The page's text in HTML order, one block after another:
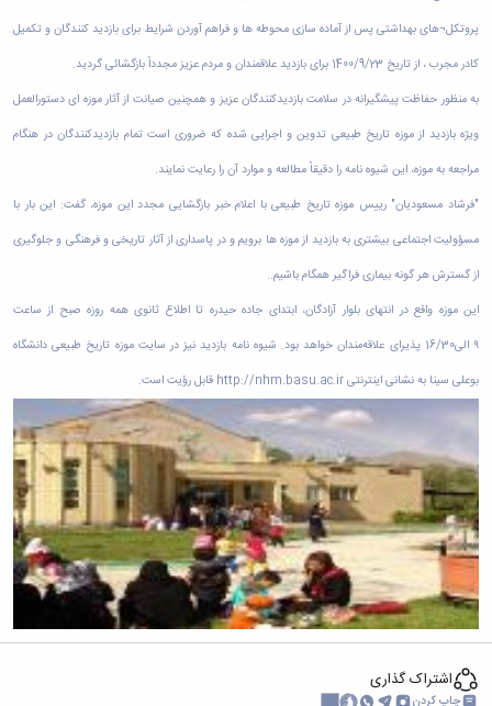
پروتکل¬های بهداشتی پس از آماده سازی محوطه ها و فراهم آوردن شرایط برای بازدید کنندگان و تکمیل
کادر مجرب ، از تاریخ 1400/9/23 برای بازدید علاقمندان و مردم عزیز مجدداً بازگشائی گردید
.
به منظور حفاظت پیشگیرانه در سلامت بازدیدکنندگان عزیز و همچنین صیانت از آثار موزه ای دستورالعمل
ویژه بازدید از موزه تاریخ طبیعی تدوین و اجرایی شده که ضروری است تمام بازدیدکنندگان در هنگام
مراجعه به موزه، این شیوه نامه را دقیقاً مطالعه و موارد آن را رعایت نمایند.
"فرشاد مسعودیان" رییس موزه تاریخ طبیعی با اعلام خبر بازگشایی مجدد این موزه، گفت: این بار با
مسؤولیت اجتماعی بیشتری به بازدید از موزه ها برویم و در پاسداری از آثار تاریخی و فرهنگی و جلوگیری
از گسترش هر گونه بیماری فراگیر همگام باشیم..
این موزه واقع در انتهای بلوار آزادگان، ابتدای جاده حیدره تا اطلاع ثانوی همه روزه صبح از ساعت
۹
الی16/30 پذیرای علاقه‌مندان خواهد بود. شیوه نامه بازدید نیز در سایت موزه تاریخ طبیعی دانشگاه
بوعلی سینا به نشانی اینترنتی
قابل رؤیت است.
اشتراک گذاری
چاپ کردن